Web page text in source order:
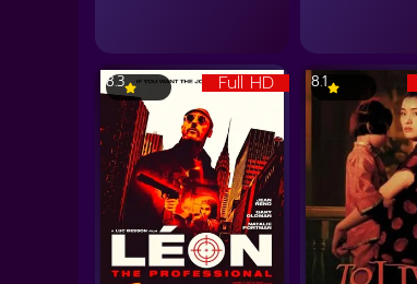
Full HD
8.3 8.1